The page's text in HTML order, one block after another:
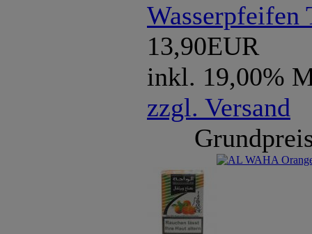
Wasserpfeifen
13,90EUR
inkl. 19,00%
zzgl. Versand